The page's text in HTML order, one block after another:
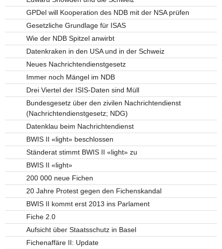
GPDel will Kooperation des NDB mit der NSA prüfen
Gesetzliche Grundlage für ISAS
Wie der NDB Spitzel anwirbt
Datenkraken in den USA und in der Schweiz
Neues Nachrichtendienstgesetz
Immer noch Mängel im NDB
Drei Viertel der ISIS-Daten sind Müll
Bundesgesetz über den zivilen Nachrichtendienst
(Nachrichtendienstgesetz; NDG)
Datenklau beim Nachrichtendienst
BWIS II «light» beschlossen
Ständerat stimmt BWIS II «light» zu
BWIS II «light»
200 000 neue Fichen
20 Jahre Protest gegen den Fichenskandal
BWIS II kommt erst 2013 ins Parlament
Fiche 2.0
Aufsicht über Staatsschutz in Basel
Fichenaffäre II: Update